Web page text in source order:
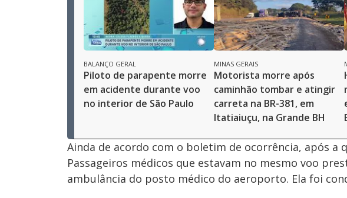
BALANÇO GERAL
Piloto de parapente morre
em acidente durante voo
no interior de São Paulo
MINAS GERAIS
Motorista morre após
caminhão tombar e atingir
carreta na BR-381, em
Itatiaiuçu, na Grande BH
Ainda de acordo com o boletim de ocorrência, após a
Passageiros médicos que estavam no mesmo voo
ambulância do posto médico do aeroporto. Ela foi